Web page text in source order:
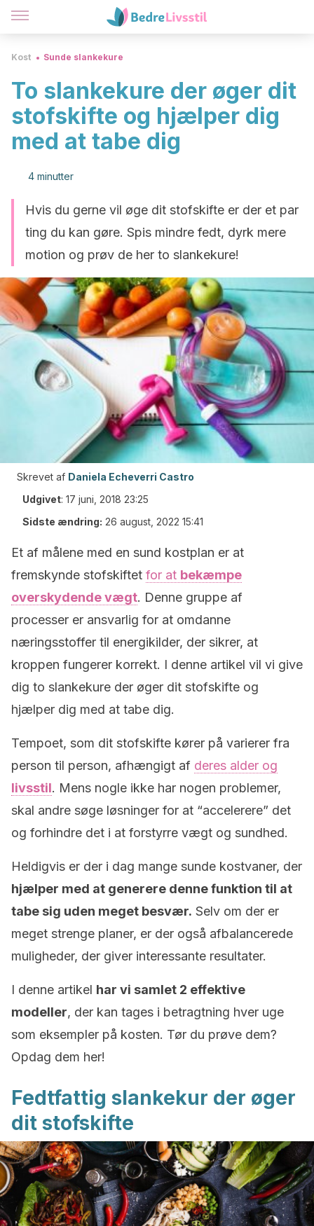
Kost Sunde slankekure
To slankekure der øger dit
stofskifte og hjælper dig
med at tabe dig
4 minutter
Hvis du gerne vil øge dit stofskifte er der et par
ting du kan gøre. Spis mindre fedt, dyrk mere
motion og prøv de her to slankekure!
Skrevet af Daniela Echeverri Castro
Udgivet: 17 juni, 2018 23:25
Sidste ændring: 26 august, 2022 15:41
Et af målene med en sund kostplan er at
fremskynde stofskiftet for at bekæmpe
overskydende vægt. Denne gruppe af
processer er ansvarlig for at omdanne
næringsstoffer til energikilder, der sikrer, at
kroppen fungerer korrekt. I denne artikel vil vi give
dig to slankekure der øger dit stofskifte og
hjælper dig med at tabe dig.
Tempoet, som dit stofskifte kører på varierer fra
person til person, afhængigt af deres alder og
livsstil. Mens nogle ikke har nogen problemer,
skal andre søge løsninger for at “accelerere” det
og forhindre det i at forstyrre vægt og sundhed.
Heldigvis er der i dag mange sunde kostvaner, der
hjælper med at generere denne funktion til at
tabe sig uden meget besvær. Selv om der er
meget strenge planer, er der også afbalancerede
muligheder, der giver interessante resultater.
I denne artikel har vi samlet 2 effektive
modeller, der kan tages i betragtning hver uge
som eksempler på kosten. Tør du prøve dem?
Opdag dem her!
Fedtfattig slankekur der øger
dit stofskifte